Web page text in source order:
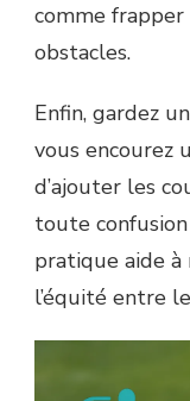
comme
obstacles.
Enfin, gardez
vous encourez
d’ajouter les
toute
pratique aide
l’équité entre